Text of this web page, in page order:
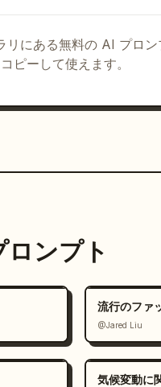
にある無料の AI プロ
ピーして使えます。
ンプト
流行のファ
@Jared Liu
気候変動に